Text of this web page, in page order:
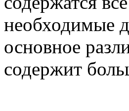
необходимые
основное
содержит